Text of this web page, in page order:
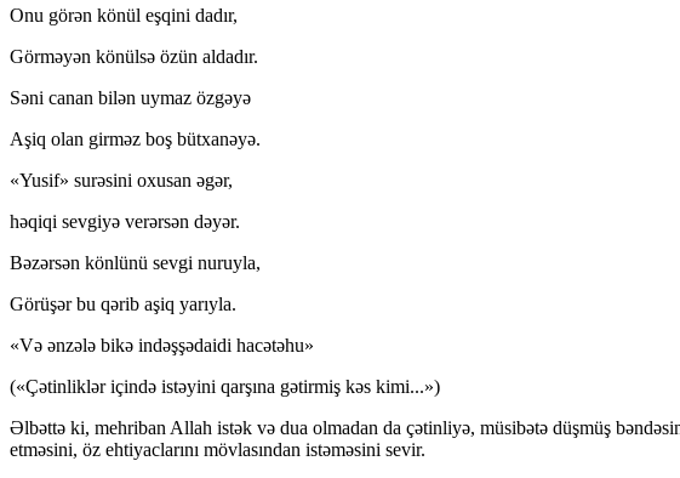
Onu görən könül eşqini dadır,
Görməyən könülsə özün aldadır.
Səni canan bilən uymaz özgəyə
Aşiq olan girməz boş bütxanəyə.
«Yusif» surəsini oxusan əgər,
həqiqi sevgiyə verərsən dəyər.
Bəzərsən könlünü sevgi nuruyla,
Görüşər bu qərib aşiq yarıyla.
«Və ənzələ bikə indəşşədaidi hacətəhu»
(«Çətinliklər içində istəyini qarşına gətirmiş kəs kimi...»)
Əlbəttə ki, mehriban Allah istək və dua olmadan da çətinliyə, müsibətə düşmüş
etməsini, öz ehtiyaclarını mövlasından istəməsini sevir.